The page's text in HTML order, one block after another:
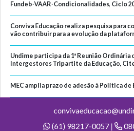
Fundeb-VAAR-Condicionalidades, Ciclo
Conviva Educação realiza pesquisa para
vão contribuir para a evolução da
Undime participa da 1ª Reunião Ordinária
Intergestores Tripartite da Educação,
MEC amplia prazo de adesão à Política de
(61) 98217-0057 |